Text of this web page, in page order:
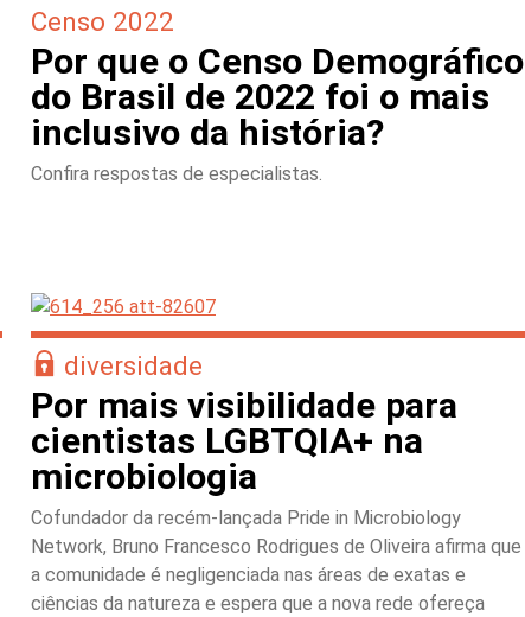
Censo 2022
Por que o Censo Demográfico
do Brasil de 2022 foi o mais
inclusivo da história?
Confira respostas de especialistas.
diversidade
Por mais visibilidade para
cientistas LGBTQIA+ na
microbiologia
Cofundador da recém-lançada Pride in Microbiology
Network, Bruno Francesco Rodrigues de Oliveira afirma que
a comunidade é negligenciada nas áreas de exatas e
ciências da natureza e espera que a nova rede ofereça